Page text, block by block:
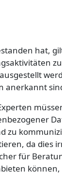
hat,
anerkannt
zu
da dies
für
können,